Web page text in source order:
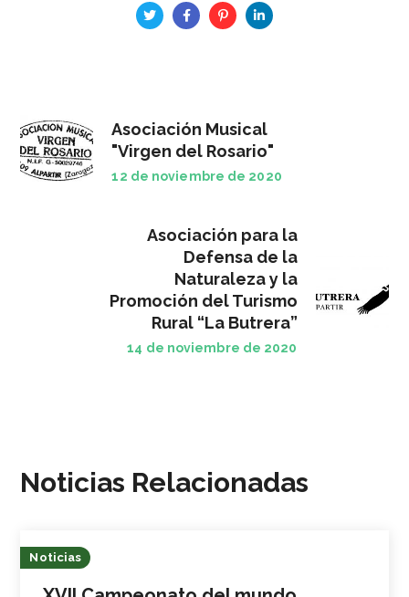
Asociación Musical
"Virgen del Rosario"
12 de noviembre de 2020
Asociación para la
Defensa de la
Naturaleza y la
Promoción del Turismo
Rural “La Butrera”
14 de noviembre de 2020
Noticias Relacionadas
Noticias